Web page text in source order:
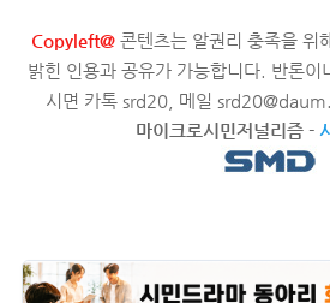
Copyleft@콘텐츠는 알권리 충족을 위
밝힌 인용과 공유가 가능합니다. 반론이
시면 카톡 srd20, 메일
마이크로시민저널리즘-